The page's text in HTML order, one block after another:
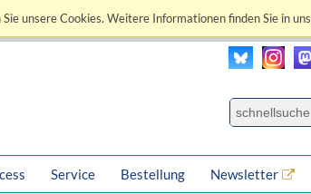
unsere Cookies. Weitere Informationen finden Sie in
Service Bestellung Newsletter